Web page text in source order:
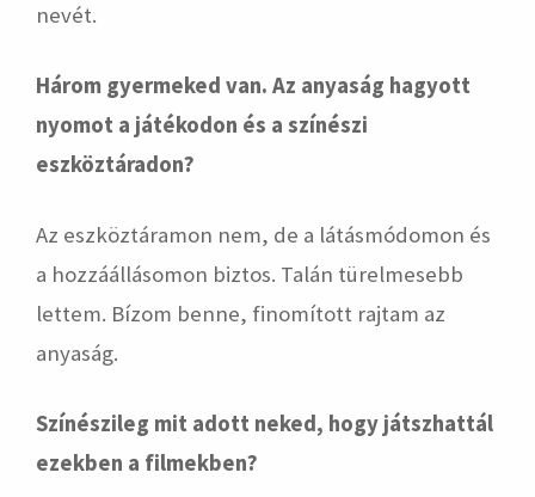
nevét.
Három gyermeked van. Az anyaság hagyott
nyomot a játékodon és a színészi
eszköztáradon?
Az eszköztáramon nem, de a látásmódomon és
a hozzáállásomon biztos. Talán türelmesebb
lettem. Bízom benne, finomított rajtam az
anyaság.
Színészileg mit adott neked, hogy játszhattál
ezekben a filmekben?